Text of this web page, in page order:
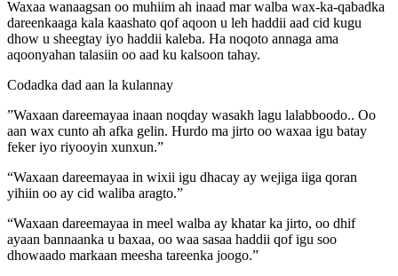
Waxaa wanaagsan oo muhiim ah inaad mar walba wax-ka-qabadka
dareenkaaga kala kaashato qof aqoon u leh haddii aad cid kugu
dhow u sheegtay iyo haddii kaleba. Ha noqoto annaga ama
aqoonyahan talasiin oo aad ku kalsoon tahay.
Codadka dad aan la kulannay
”Waxaan dareemayaa inaan noqday wasakh lagu lalabboodo.. Oo
aan wax cunto ah afka gelin. Hurdo ma jirto oo waxaa igu batay
feker iyo riyooyin xunxun.”
“Waxaan dareemayaa in wixii igu dhacay ay wejiga iiga qoran
yihiin oo ay cid waliba aragto.”
“Waxaan dareemayaa in meel walba ay khatar ka jirto, oo dhif
ayaan bannaanka u baxaa, oo waa sasaa haddii qof igu soo
dhowaado markaan meesha tareenka joogo.”